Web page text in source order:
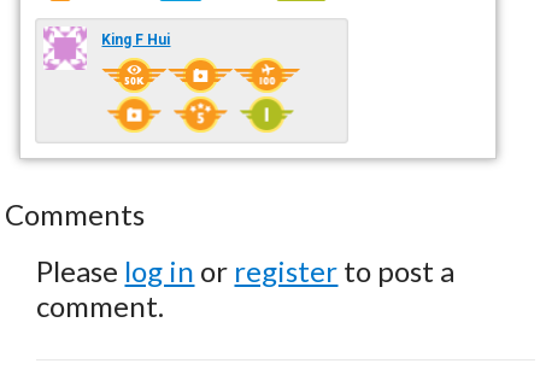
King F Hui
Comments
Please log in or register to post a
comment.